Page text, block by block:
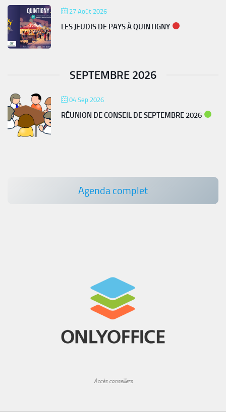
27 Août 2026
LES JEUDIS DE PAYS À QUINTIGNY
SEPTEMBRE 2026
04 Sep 2026
RÉUNION DE CONSEIL DE SEPTEMBRE 2026
Agenda complet
Accès conseillers